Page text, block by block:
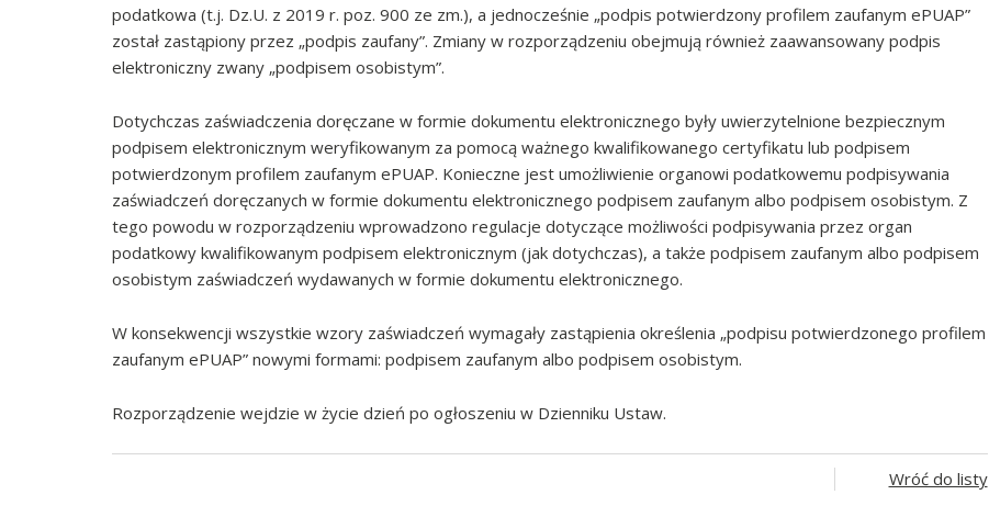
podatkowa (t.j. Dz.U. z 2019 r. poz. 900 ze zm.), a jednocześnie „podpis potwierdzony profilem zaufanym ePUAP”
został zastąpiony przez „podpis zaufany”. Zmiany w rozporządzeniu obejmują również zaawansowany podpis
elektroniczny zwany „podpisem osobistym”.
Dotychczas zaświadczenia doręczane w formie dokumentu elektronicznego były uwierzytelnione bezpiecznym
podpisem elektronicznym weryfikowanym za pomocą ważnego kwalifikowanego certyfikatu lub podpisem
potwierdzonym profilem zaufanym ePUAP. Konieczne jest umożliwienie organowi podatkowemu podpisywania
zaświadczeń doręczanych w formie dokumentu elektronicznego podpisem zaufanym albo podpisem osobistym. Z
tego powodu w rozporządzeniu wprowadzono regulacje dotyczące możliwości podpisywania przez organ
podatkowy kwalifikowanym podpisem elektronicznym (jak dotychczas), a także podpisem zaufanym albo podpisem
osobistym zaświadczeń wydawanych w formie dokumentu elektronicznego.
W konsekwencji wszystkie wzory zaświadczeń wymagały zastąpienia określenia „podpisu potwierdzonego profilem
zaufanym ePUAP” nowymi formami: podpisem zaufanym albo podpisem osobistym.
Rozporządzenie wejdzie w życie dzień po ogłoszeniu w Dzienniku Ustaw.
Wróć do listy